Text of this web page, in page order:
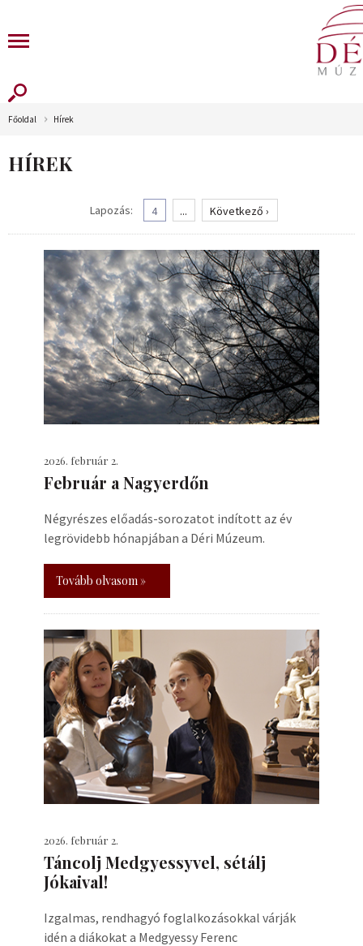
Főoldal Hírek
HÍREK
Lapozás: 4 ... Következő ›
2026. február 2.
Február a Nagyerdőn
Négyrészes előadás-sorozatot indított az év
legrövidebb hónapjában a Déri Múzeum.
Tovább olvasom »
2026. február 2.
Táncolj Medgyessyvel, sétálj
Jókaival!
Izgalmas, rendhagyó foglalkozásokkal várják
idén a diákokat a Medgyessy Ferenc